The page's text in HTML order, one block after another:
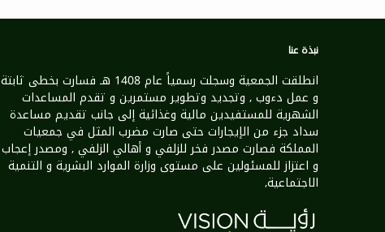
نبذة عنا
انطلقت الجمعية وسجلت رسمياً عام 1408 هـ فسارت بخطى ثابتة
و عمل دءوب , وتجديد وتطوير مستمرين و تقدم المساعدات
الشهرية للمستفيدين مالية وغذائية إلى جانب تقديم مساعدة
سداد جزء من الإيجارات حتى صارت مضرب المثل في جمعيات
المملكة فصارت مصدر فخر للزلفي و أهالي الزلفي , ومصدر إعجاب
و اعتزاز للمسئولين على مستوى وزارة الموارد البشرية و التنمية
الاجتماعية,